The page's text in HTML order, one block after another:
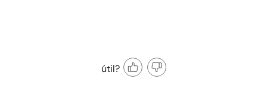
útil?